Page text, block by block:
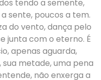
tendo a semente,
sente, poucos a tem.
do vento, dança pelo
junta com o eterno. É
apenas aguarda,
metade, uma pena
não enxerga a